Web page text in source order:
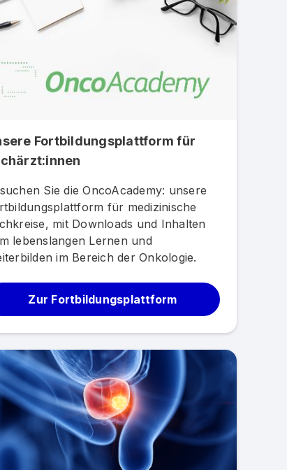
Fortbildungsplattform für
Sie die OncoAcademy: unsere
für medizinische
mit Downloads und Inhalten
lebenslangen Lernen und
im Bereich der Onkologie.
Zur Fortbildungsplattform